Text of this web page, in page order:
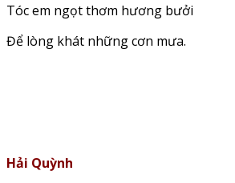
Tóc em ngọt thơm hương bưởi
Để lòng khát những cơn mưa.
Hải Quỳnh